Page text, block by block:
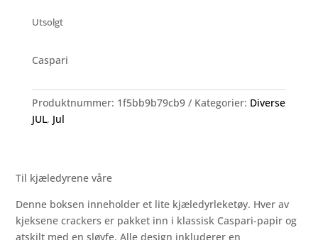
Utsolgt
Caspari
Produktnummer: 1f5bb9b79cb9 Kategorier: Diverse
JUL, Jul
Til kjæledyrene våre
Denne boksen inneholder et lite kjæledyrleketøy. Hver av
kjeksene crackers er pakket inn i klassisk Caspari-papir og
atskilt med en sløyfe. Alle design inkluderer en